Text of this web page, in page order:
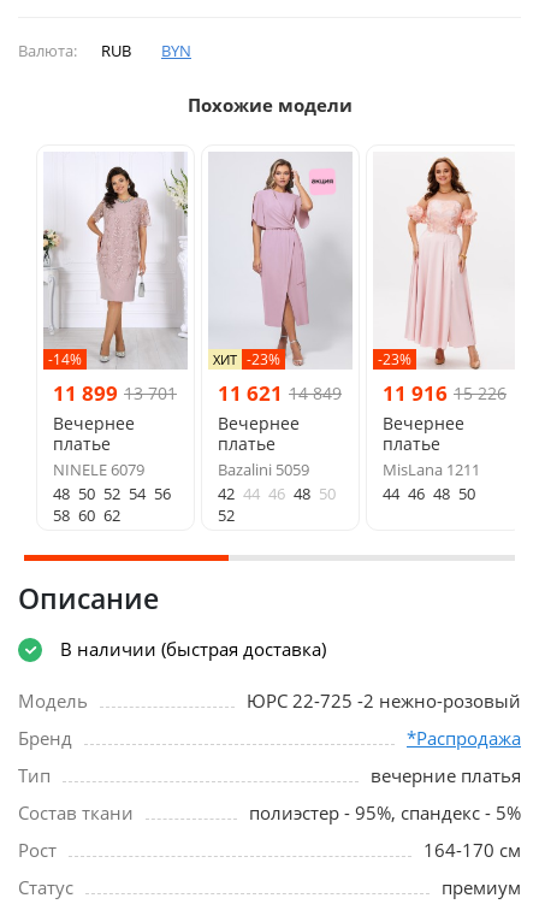
Валюта: RUB BYN
Похожие модели
-14%
11 899 13 701
Вечернее
платье
NINELE 6079
48 50 52 54 56
58 60 62
ХИТ -23%
11 621 14 849
Вечернее
платье
Bazalini 5059
42 44 46 48 50
52
-23%
11 916 15 226
Вечернее
платье
MisLana 1211
44 46 48 50
Описание
В наличии (быстрая доставка)
Модель
ЮРС 22-725 -2 нежно-розовый
Бренд
*Распродажа
Тип
вечерние платья
Состав ткани
полиэстер - 95%, спандекс - 5%
Рост
164-170 см
Статус
премиум